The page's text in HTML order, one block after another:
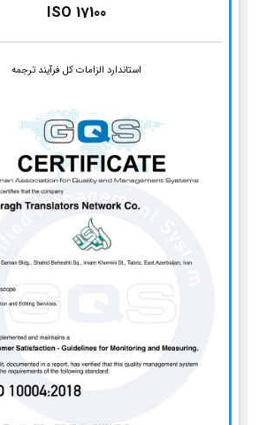
ISO 17100
استاندارد الزامات کل فرآیند ترجمه